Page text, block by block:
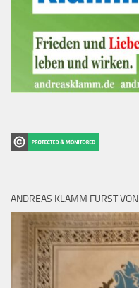
ANDREAS KLAMM FÜRST